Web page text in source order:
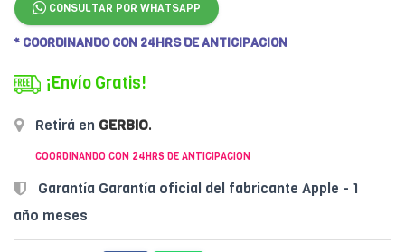
CONSULTAR POR WHATSAPP
* COORDINANDO CON 24HRS DE ANTICIPACION
¡Envío Gratis!
Retirá en GERBIO.
COORDINANDO CON 24HRS DE ANTICIPACION
Garantía Garantía oficial del fabricante Apple - 1
año meses